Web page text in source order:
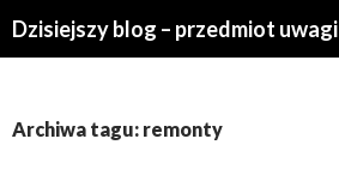
Dzisiejszy blog – przedmiot uwagi
Archiwa tagu: remonty